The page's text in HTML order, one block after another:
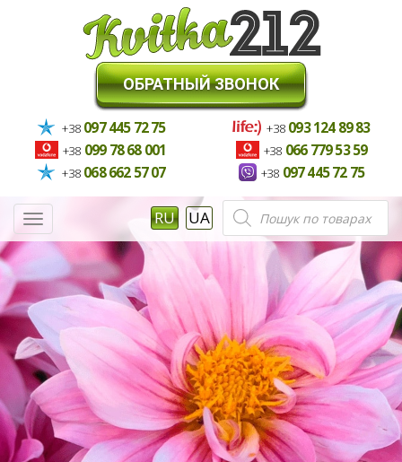
ОБРАТНЫЙ ЗВОНОК
+38 097 445 72 75 +38 093 124 89 83
+38 099 78 68 001 +38 066 779 53 59
+38 068 662 57 07 +38 097 445 72 75
Меню RU UA Поиск
товаров